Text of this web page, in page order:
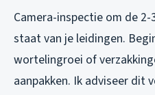
Camera-inspectie om de
staat van je leidingen.
wortelingroei of
aanpakken. Ik adviseer dit